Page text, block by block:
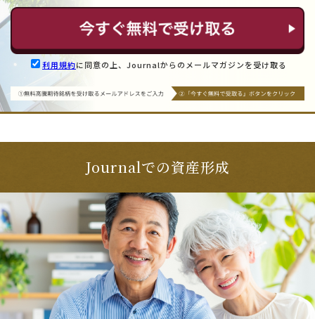
利用規約に同意の上、Journalからのメールマガジンを受け取る
Journalでの資産形成